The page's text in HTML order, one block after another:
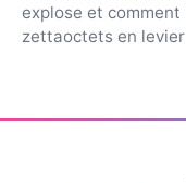
explose et
zettaoctets en